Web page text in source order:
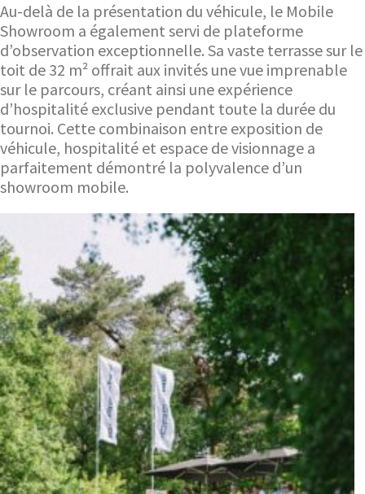
Au-delà de la présentation du véhicule, le Mobile
Showroom a également servi de plateforme
d’observation exceptionnelle. Sa vaste terrasse sur le
toit de 32 m² offrait aux invités une vue imprenable
sur le parcours, créant ainsi une expérience
d’hospitalité exclusive pendant toute la durée du
tournoi. Cette combinaison entre exposition de
véhicule, hospitalité et espace de visionnage a
parfaitement démontré la polyvalence d’un
showroom mobile.